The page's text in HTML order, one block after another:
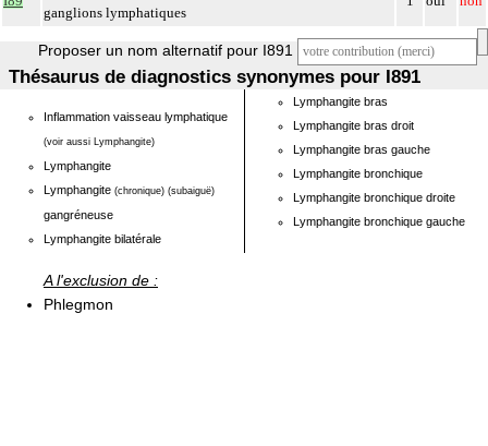
ganglions lymphatiques
Proposer un nom alternatif pour I891
Thésaurus de diagnostics synonymes pour I891
Inflammation vaisseau lymphatique
(voir aussi Lymphangite)
Lymphangite
Lymphangite (chronique) (subaiguë)
gangréneuse
Lymphangite bilatérale
Lymphangite bras
Lymphangite bras droit
Lymphangite bras gauche
Lymphangite bronchique
Lymphangite bronchique droite
Lymphangite bronchique gauche
A l'exclusion de :
Phlegmon